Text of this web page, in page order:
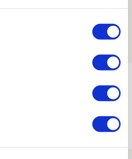
Cruijff bleven door
Baas en